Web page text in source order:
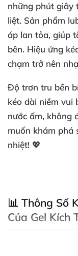
những phút giây
liệt. Sản phẩm
áp lan tỏa, giúp
bên. Hiệu ứng
chạm trở nên
Độ trơn tru bền
kéo dài niềm vui
nước ấm, không
muốn khám phá
nhiệt! 💖
📊 Thông Số
Của Gel Kích